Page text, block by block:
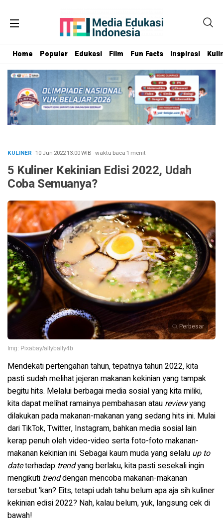
Home Populer Edukasi Film Fun Facts Inspirasi
KULINER · 10 Jun 202213:00WIB ·waktu baca 1 menit
5 Kuliner Kekinian Edisi 2022, Udah
Coba Semuanya?
Perbesar
Img: Pixabay/allybally4b
Mendekati pertengahan tahun, tepatnya tahun 2022, kita
pasti sudah melihat jejeran makanan kekinian yang tampak
begitu hits. Melalui berbagai media sosial yang kita miliki,
kita dapat melihat ramainya pembahasan atau reviewyang
dilakukan pada makanan-makanan yang sedang hits ini. Mulai
dari TikTok, Twitter, Instagram, bahkan media sosial lain
kerap penuh oleh video-video serta foto-foto makanan-
makanan kekinian ini. Sebagai kaum muda yang selalu up to
dateterhadap trendyang berlaku, kita pasti sesekali ingin
mengikuti trenddengan mencoba makanan-makanan
tersebut ‘kan? Eits, tetapi udah tahu belum apa aja sih kuliner
kekinian edisi 2022? Nah, kalau belum, yuk, langsung cek di
bawah!